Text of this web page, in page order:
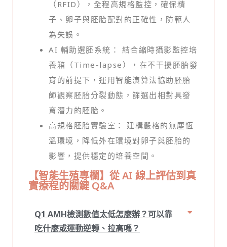
（RFID），全程高規格監控，確保精
子、卵子與胚胎配對的正確性，防範人
為失誤。
AI 輔助選胚系統： 結合縮時攝影監控培
養箱（Time-lapse），在不干擾胚胎發
育的前提下，運用智能演算法協助胚胎
師觀察胚胎分裂動態，篩選出相對具發
育潛力的胚胎。
高規格胚胎實驗室： 建構嚴格的無塵恆
溫環境，降低外在環境對卵子與胚胎的
影響，提供穩定的培養空間。
【智能生殖專欄】從 AI 線上評估到真
實療程的關鍵 Q&A
Q1 AMH檢測數值太低怎麼辦？可以靠
吃什麼或運動逆轉、拉高嗎？